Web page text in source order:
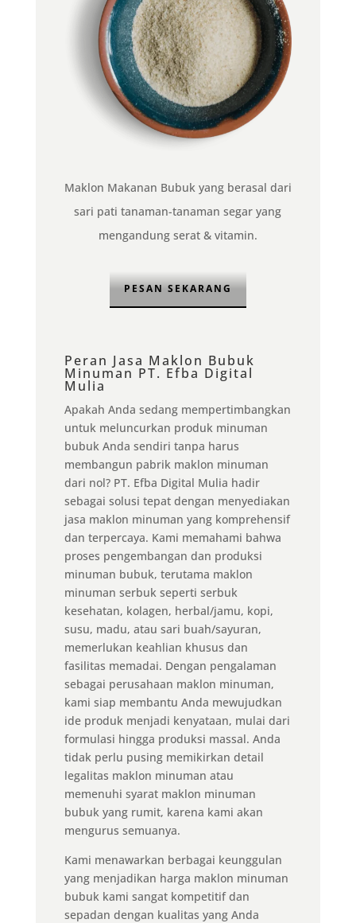
Maklon Makanan Bubuk yang berasal dari
sari pati tanaman-tanaman segar yang
mengandung serat & vitamin.
PESAN SEKARANG
Peran Jasa Maklon Bubuk
Minuman PT. Efba Digital
Mulia
Apakah Anda sedang mempertimbangkan
untuk meluncurkan produk minuman
bubuk Anda sendiri tanpa harus
membangun pabrik maklon minuman
dari nol? PT. Efba Digital Mulia hadir
sebagai solusi tepat dengan menyediakan
jasa maklon minuman yang komprehensif
dan terpercaya. Kami memahami bahwa
proses pengembangan dan produksi
minuman bubuk, terutama maklon
minuman serbuk seperti serbuk
kesehatan, kolagen, herbal/jamu, kopi,
susu, madu, atau sari buah/sayuran,
memerlukan keahlian khusus dan
fasilitas memadai. Dengan pengalaman
sebagai perusahaan maklon minuman,
kami siap membantu Anda mewujudkan
ide produk menjadi kenyataan, mulai dari
formulasi hingga produksi massal. Anda
tidak perlu pusing memikirkan detail
legalitas maklon minuman atau
memenuhi syarat maklon minuman
bubuk yang rumit, karena kami akan
mengurus semuanya.
Kami menawarkan berbagai keunggulan
yang menjadikan harga maklon minuman
bubuk kami sangat kompetitif dan
sepadan dengan kualitas yang Anda